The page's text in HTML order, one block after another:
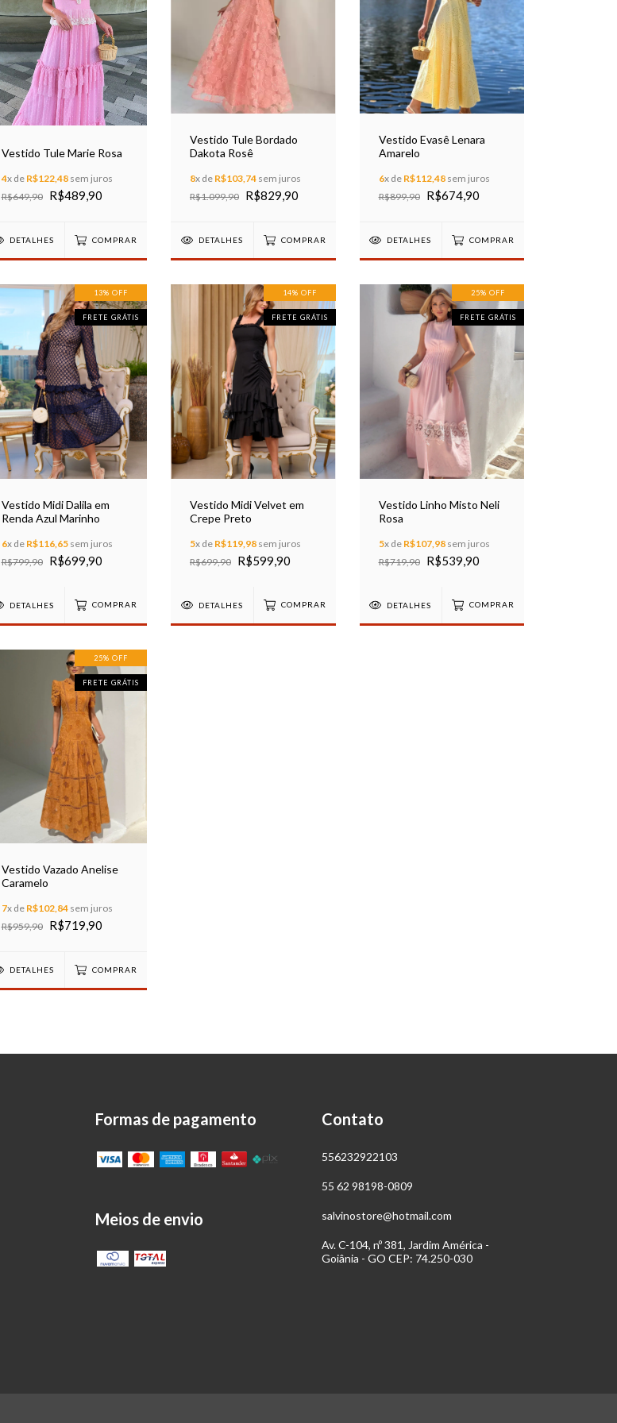
Vestido Tule Marie Rosa
4x de R$122,48sem juros
R$649,90
R$489,90
DETALHES COMPRAR
Vestido Tule Bordado
Dakota Rosê
8x de R$103,74 sem juros
R$1.099,90 R$829,90
DETALHES COMPRAR
Vestido Evasê Lenara
Amarelo
6x de R$112,48sem juros
R$899,90
R$674,90
DETALHES COMPRAR
13% OFF
FRETE GRÁTIS
Vestido Midi Dalila em
Renda Azul Marinho
6x de R$116,65sem juros
R$799,90
R$699,90
DETALHES COMPRAR
14% OFF
FRETE GRÁTIS
Vestido Midi Velvet em
Crepe Preto
5x de R$119,98 sem juros
R$699,90 R$599,90
DETALHES COMPRAR
25% OFF
FRETE GRÁTIS
Vestido Linho Misto Neli
Rosa
5x de R$107,98sem juros
R$719,90
R$539,90
DETALHES COMPRAR
25% OFF
FRETE GRÁTIS
Vestido Vazado Anelise
Caramelo
7x de R$102,84sem juros
R$959,90
R$719,90
DETALHES COMPRAR
Formas de pagamento
Meios de envio
Contato
556232922103
55 62 98198-0809
salvinostore@hotmail.com
Av. C-104, nº 381, Jardim América -
Goiânia - GO CEP: 74.250-030